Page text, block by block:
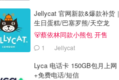
Jellycat 官网新款&爆款补货｜
生日蛋糕/巴塞罗熊/天空龙
🐻蔡依林同款小熊包 开售
1 Jellycat
Lyca 电话卡 150GB包月上网
+免费电话/短信